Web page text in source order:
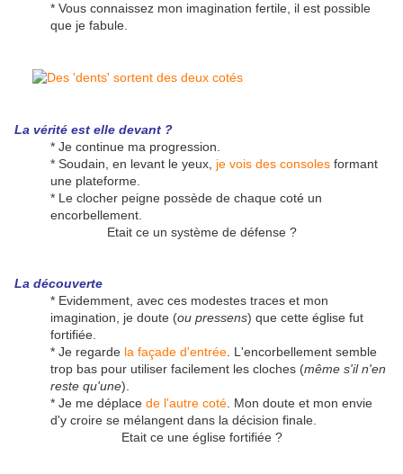
* Vous connaissez mon imagination fertile, il est possible
que je fabule.
La vérité est elle devant ?
* Je continue ma progression.
* Soudain, en levant le yeux, je vois des consoles formant
une plateforme.
* Le clocher peigne possède de chaque coté un
encorbellement.
Etait ce un système de défense ?
La découverte
* Evidemment, avec ces modestes traces et mon
imagination, je doute (ou pressens) que cette église fut
fortifiée.
* Je regarde la façade d'entrée . L'encorbellement semble
trop bas pour utiliser facilement les cloches (même s'il n'en
reste qu'une).
* Je me déplace de l'autre coté . Mon doute et mon envie
d'y croire se mélangent dans la décision finale.
Etait ce une église fortifiée ?